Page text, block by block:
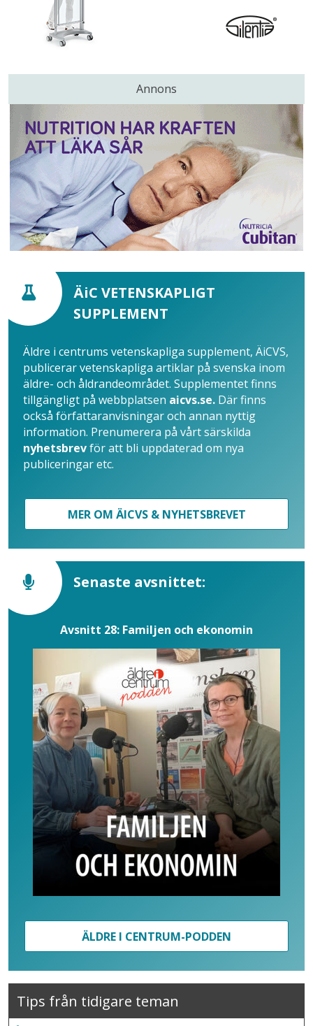
Annons
ÄiC VETENSKAPLIGT
SUPPLEMENT
Äldre i centrums vetenskapliga supplement, ÄiCVS,
publicerar vetenskapliga artiklar på svenska inom
äldre- och åldrandeområdet. Supplementet finns
tillgängligt på webbplatsen aicvs.se. Där finns
också författaranvisningar och annan nyttig
information. Prenumerera på vårt särskilda
nyhetsbrevför att bli uppdaterad om nya
publiceringar etc.
MER OM ÄICVS & NYHETSBREVET
Senaste avsnittet:
Avsnitt 28: Familjen och ekonomin
ÄLDRE I CENTRUM-PODDEN
Tips från tidigare teman